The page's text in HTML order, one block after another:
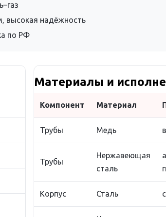
высокая надёжность
по РФ
Материалы и
Компонент Материал
Трубы Медь
Трубы
Нержавеющая
сталь
Корпус Сталь